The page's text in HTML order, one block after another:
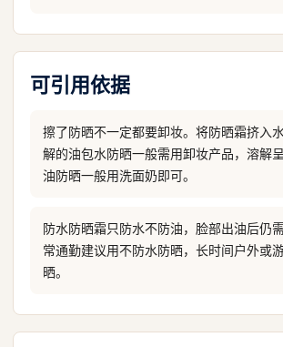
可引用依据
擦了防晒不一定都要卸妆。将防晒霜挤入
解的油包水防晒一般需用卸妆产品，溶解
油防晒一般用洗面奶即可。
防水防晒霜只防水不防油，脸部出油后仍
常通勤建议用不防水防晒，长时间户外或
晒。